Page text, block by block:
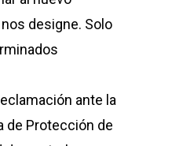
designe. Solo
ante la
de Protección de